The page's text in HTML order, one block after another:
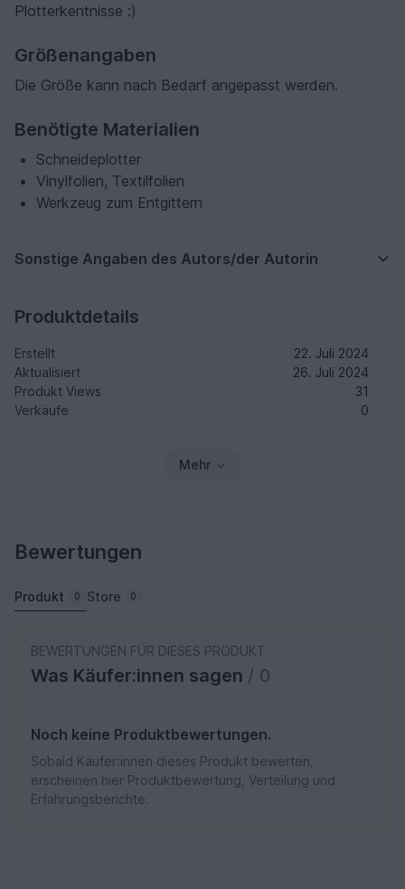
Plotterkentnisse :)
Größenangaben
Die Größe kann nach Bedarf angepasst werden.
Benötigte Materialien
Schneideplotter
Vinylfolien, Textilfolien
Werkzeug zum Entgittern
Sonstige Angaben des Autors/der Autorin
Produktdetails
Erstellt
22. Juli 2024
Aktualisiert
26. Juli 2024
Produkt Views
31
Verkäufe
0
Mehr
Bewertungen
Produkt 0 Store 0
BEWERTUNGEN FÜR DIESES PRODUKT
Was Käufer:innen sagen / 0
Noch keine Produktbewertungen.
Sobald Käufer:innen dieses Produkt bewerten,
erscheinen hier Produktbewertung, Verteilung und
Erfahrungsberichte.